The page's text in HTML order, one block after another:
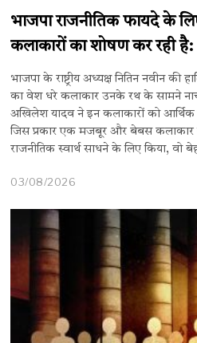
भाजपा राजनीतिक फायदे के
कलाकारों का शोषण कर रही
भाजपा के राष्ट्रीय अध्यक्ष नितिन नवीन की
का वेश धरे कलाकार उनके रथ के सामने
अखिलेश यादव ने इन कलाकारों को आर्थिक
जिस प्रकार एक मजबूर और बेबस कलाकार
राजनीतिक स्वार्थ साधने के लिए किया, वो
03/08/2026